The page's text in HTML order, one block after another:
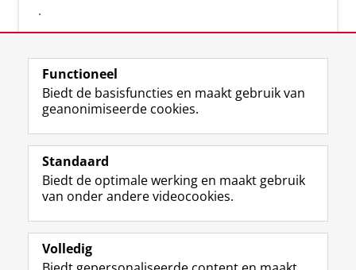
.
Volg de RUG
F
a
e
b
o
p
L
i
k
e
I
-
R
S
-
f
e
R
I
n
t
r
m
Y
o
T
e
k
Studiekiezers
Alumni
Functioneel
Biedt de basisfuncties en maakt gebruik van
geanonimiseerde cookies.
Standaard
Biedt de optimale werking en maakt gebruik
van onder andere videocookies.
Volledig